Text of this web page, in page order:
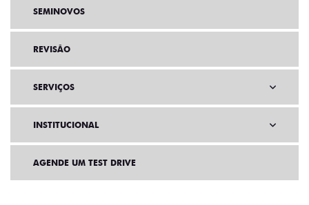
SEMINOVOS
REVISÃO
SERVIÇOS
INSTITUCIONAL
AGENDE UM TEST DRIVE